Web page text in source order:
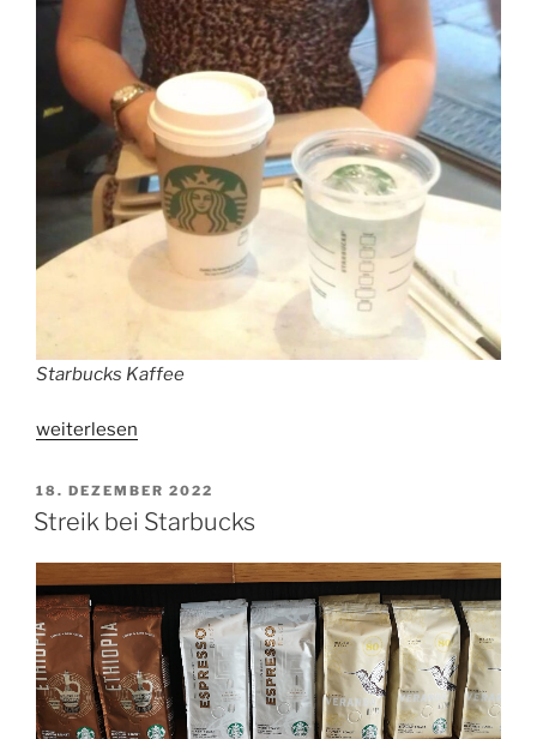
Starbucks Kaffee
„Wieso
Leute
den
Starbucks
Kaffee?“
weiterlesen
VERÖFFENTLICHT
AM
18. DEZEMBER 2022
Streik bei Starbucks